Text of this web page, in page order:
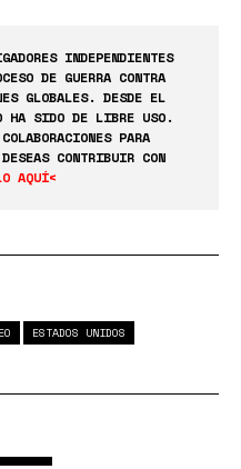
INDEPENDIENTES
DE GUERRA CONTRA
GLOBALES. DESDE EL
HA SIDO DE LIBRE USO.
PARA
CONTRIBUIR CON
AQUÍ<
ESTADOS UNIDOS